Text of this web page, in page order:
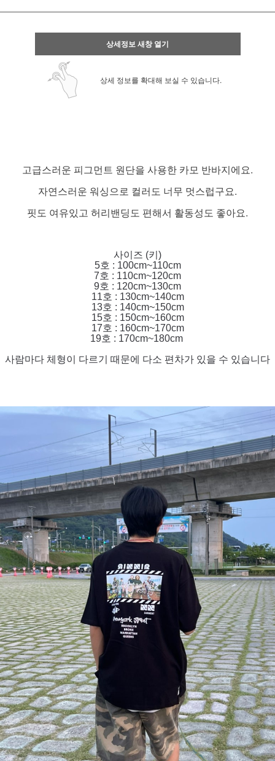
상세정보 새창 열기
상세 정보를 확대해 보실 수 있습니다.
고급스러운 피그먼트 원단을 사용한 카모 반바지에요.
자연스러운 워싱으로 컬러도 너무 멋스럽구요.
핏도 여유있고 허리밴딩도 편해서 활동성도 좋아요.
사이즈 (키)
5호 : 100cm~110cm
7호 : 110cm~120cm
9호 : 120cm~130cm
11호 : 130cm~140cm
13호 : 140cm~150cm
15호 : 150cm~160cm
17호 : 160cm~170cm
19호 : 170cm~180cm
사람마다 체형이 다르기 때문에 다소 편차가 있을 수 있습니다